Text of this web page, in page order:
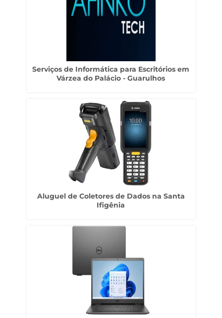
Serviços de Informática para Escritórios em
Várzea do Palácio - Guarulhos
Aluguel de Coletores de Dados na Santa
Ifigênia